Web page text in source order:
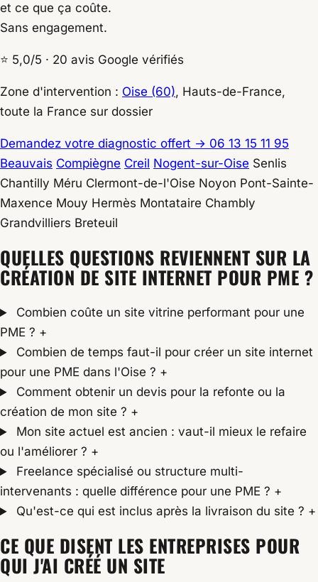
et ce que ça coûte.
Sans engagement.
⭐ 5,0/5 · 20 avis Google vérifiés
Zone d'intervention : Oise (60), Hauts-de-France,
toute la France sur dossier
Demandez votre diagnostic offert → 06 13 15 11 95
Beauvais Compiègne Creil Nogent-sur-Oise Senlis
Chantilly Méru Clermont-de-l'Oise Noyon Pont-Sainte-
Maxence Mouy Hermès Montataire Chambly
Grandvilliers Breteuil
QUELLES QUESTIONS REVIENNENT SUR LA
CRÉATION DE SITE INTERNET POUR PME ?
Combien coûte un site vitrine performant pour une
PME ? +
Combien de temps faut-il pour créer un site internet
pour une PME dans l'Oise ? +
Comment obtenir un devis pour la refonte ou la
création de mon site ? +
Mon site actuel est ancien : vaut-il mieux le refaire
ou l'améliorer ? +
Freelance spécialisé ou structure multi-
intervenants : quelle différence pour une PME ? +
Qu'est-ce qui est inclus après la livraison du site ? +
CE QUE DISENT LES ENTREPRISES POUR
QUI J'AI CRÉÉ UN SITE